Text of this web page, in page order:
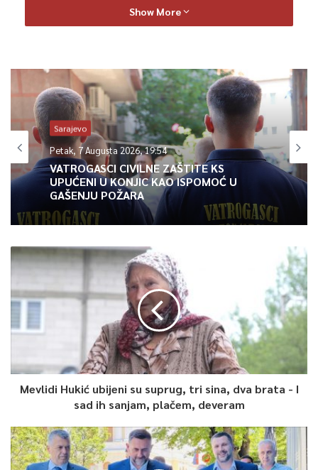
Article Rating
Show More
Sarajevo
Petak, 7 Augusta 2026, 19:54
VATROGASCI CIVILNE ZAŠTITE KS
UPUĆENI U KONJIC KAO ISPOMOĆ U
GAŠENJU POŽARA
Mevlidi Hukić ubijeni su suprug, tri sina, dva brata - I
sad ih sanjam, plačem, deveram